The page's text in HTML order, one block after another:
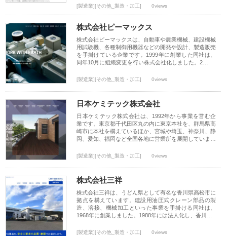
[製造業][その他_製造・加工] 0views
株式会社ピーマックス
株式会社ピーマックスは、自動車や農業機械、建設機械
用試験機、各種制御用機器などの開発や設計、製造販売
を手掛けている企業です。1999年に創業した同社は、
同年10月に組織変更を行い株式会社化しました。2…
[製造業][その他_製造・加工] 0views
日本ケミテック株式会社
日本ケミテック株式会社は、1992年から事業を営む企
業です。東京都千代田区丸の内に東京本社を、群馬県高
崎市に本社を構えているほか、宮城や埼玉、神奈川、静
岡、愛知、福岡など全国各地に営業所を展開していま…
[製造業][その他_製造・加工] 0views
株式会社三祥
株式会社三祥は、うどん県として有名な香川県高松市に
拠点を構えています。建設用油圧式クレーン部品の製
造、溶接、機械加工といった事業を手掛ける同社は、
1968年に創業しました。1988年には法人化し、香川…
[製造業][その他_製造・加工] 0views